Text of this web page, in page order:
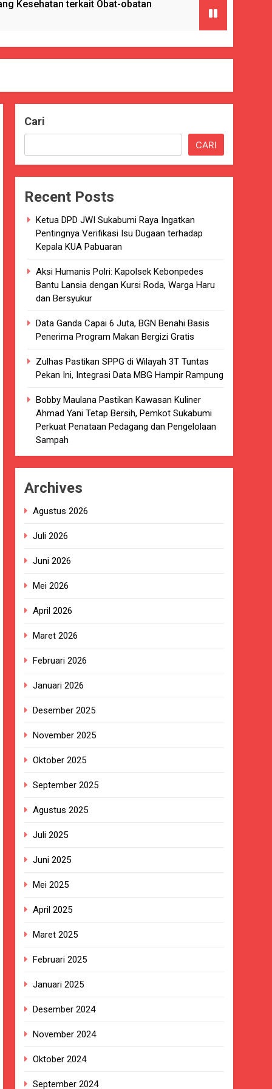
Kesehatan terkait Obat-obatan
ke Enam Kalinya.
Kab. Sukabumi.
Serta Pelatihan PBB
BAIK
Sukabumi selama 7 Tahun.
di puskesmas.
Dugaan beredar nya Obat
Kabupaten Sukabumi Angkat
akan Kadaluarsa oleh Puskesmas
Pengadaan Buku Simi
Sekolah
Kepala KUA Pabuaran
Warga Haru dan Bersyukur
Gratis
Rampung
Perkuat Penataan Pedagang
adalah Investasi Peradaban dan
Korban Kebakaran KMP Mutiara
Disorot karena Dinilai
Ada Keputusan Resmi”
Cari
CARI
Recent Posts
Ketua DPD JWI Sukabumi Raya Ingatkan
Pentingnya Verifikasi Isu Dugaan terhadap
Kepala KUA Pabuaran
Aksi Humanis Polri: Kapolsek Kebonpedes
Bantu Lansia dengan Kursi Roda, Warga Haru
dan Bersyukur
Data Ganda Capai 6 Juta, BGN Benahi Basis
Penerima Program Makan Bergizi Gratis
Zulhas Pastikan SPPG di Wilayah 3T Tuntas
Pekan Ini, Integrasi Data MBG Hampir Rampung
Bobby Maulana Pastikan Kawasan Kuliner
Ahmad Yani Tetap Bersih, Pemkot Sukabumi
Perkuat Penataan Pedagang dan Pengelolaan
Sampah
Archives
Agustus 2026
Juli 2026
Juni 2026
Mei 2026
April 2026
Maret 2026
Februari 2026
Januari 2026
Desember 2025
November 2025
Oktober 2025
September 2025
Agustus 2025
Juli 2025
Juni 2025
Mei 2025
April 2025
Maret 2025
Februari 2025
Januari 2025
Desember 2024
November 2024
Oktober 2024
September 2024